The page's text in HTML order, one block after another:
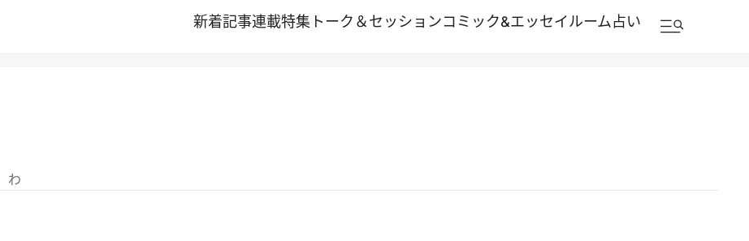
新着記事連載特集 トーク＆セッションコミック&エッセイルーム占い
わ